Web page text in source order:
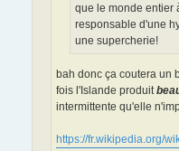
que le monde entier
responsable d'une
une supercherie!
bah donc ça coutera un
fois l'Islande produit
intermittente qu'elle
https://fr.wikipedia.org/